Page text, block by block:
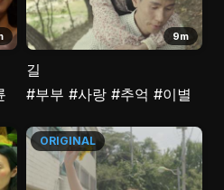
9m
길
#부부 #사랑 #추억 #이별
ORIGINAL